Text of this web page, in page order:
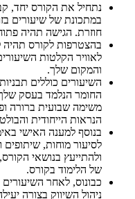
נתחיל את הקורס יחד,
במתכונת של שיעורים
חוזרת. הגישה תהיה
בהצטרפות לקורס תהיה
לאוויר הקלטות
והמקום שלך.
החומר הנלמד בעסק
משימה שבועית ברורה
הנראות הייחודית
בנוסף למענה האישי
לסיעור מוחות,
ולהתייעץ בנושאי
של הלימוד בקורס.
כבונוס, לאחר
ניהול השיווק בצורה